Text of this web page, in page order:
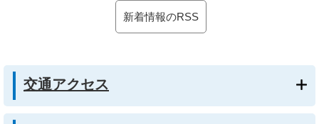
新着情報のRSS
交通アクセス